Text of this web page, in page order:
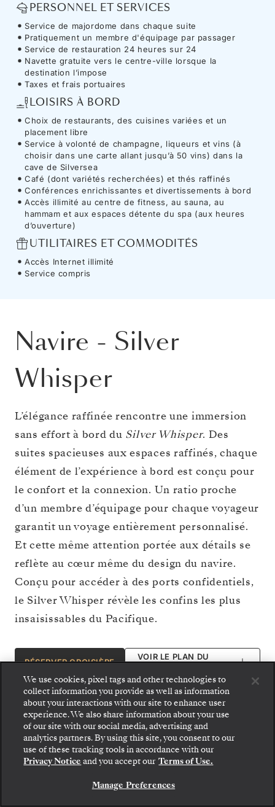
PERSONNEL ET SERVICES
Service de majordome dans chaque suite
Pratiquement un membre d'équipage par passager
Service de restauration 24 heures sur 24
Navette gratuite vers le centre-ville lorsque la
destination l’impose
Taxes et frais portuaires
LOISIRS À BORD
Choix de restaurants, des cuisines variées et un
placement libre
Service à volonté de champagne, liqueurs et vins (à
choisir dans une carte allant jusqu’à 50 vins) dans la
cave de Silversea
Café (dont variétés recherchées) et thés raffinés
Conférences enrichissantes et divertissements à bord
Accès illimité au centre de fitness, au sauna, au
hammam et aux espaces détente du spa (aux heures
d’ouverture)
UTILITAIRES ET COMMODITÉS
Accès Internet illimité
Service compris
Navire - Silver
Whisper
L’élégance raffinée rencontre une immersion
sans effort à bord du Silver Whisper. Des
suites spacieuses aux espaces raffinés, chaque
élément de l’expérience à bord est conçu pour
le confort et la connexion. Un ratio proche
d’un membre d’équipage pour chaque voyageur
garantit un voyage entièrement personnalisé.
Et cette même attention portée aux détails se
reflète au cœur même du design du navire.
Conçu pour accéder à des ports confidentiels,
le Silver Whisper révèle les confins les plus
insaisissables du Pacifique.
RÉSERVER CROISIÈRE
VOIR LE PLAN DU
We use cookies, pixel tags and other technologies to
collect information you provide as well as information
about your interactions with our site to enhance user
experience. We also share information about your use
of our site with our social media, advertising and
analytics partners. By using this site, you consent to our
use of these tracking tools in accordance with our
Privacy Notice and you accept our Terms of Use.
Manage Preferences